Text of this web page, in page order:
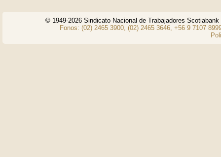
© 1949-2026 Sindicato Nacional de Trabajadores
Fonos: (02) 2465 3900, (02) 2465 3646, +56 9 7107